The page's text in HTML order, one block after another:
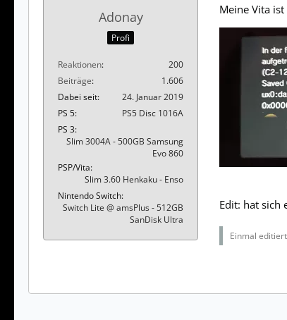
Adonay
Profi
Reaktionen
200
Beiträge
1.606
Dabei seit
24. Januar 2019
PS 5
PS5 Disc 1016A
PS 3
Slim 3004A - 500GB Samsung
Evo 860
PSP/Vita
Slim 3.60 Henkaku - Enso
Nintendo Switch
Switch Lite @ amsPlus - 512GB
SanDisk Ultra
Meine Vita
Edit: hat sich
Einmal